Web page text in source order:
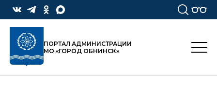
ПОРТАЛ АДМИНИСТРАЦИИ
МО «ГОРОД ОБНИНСК»